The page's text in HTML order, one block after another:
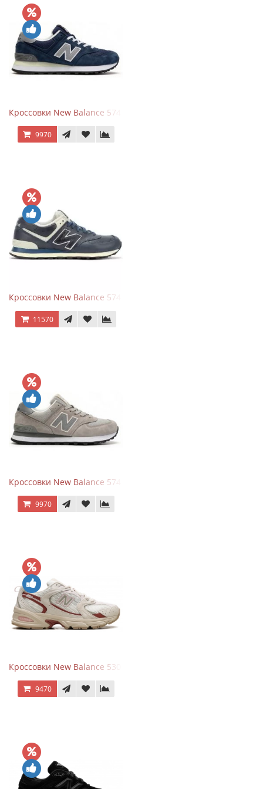
Кроссовки New Balance 574 Classic Blue Grey
9970
Кроссовки New Balance 574 Classic Blue White Leather
11570
Кроссовки New Balance 574 Silver Summer Fog
9970
Кроссовки New Balance 530 Festival Pack Clay
9470